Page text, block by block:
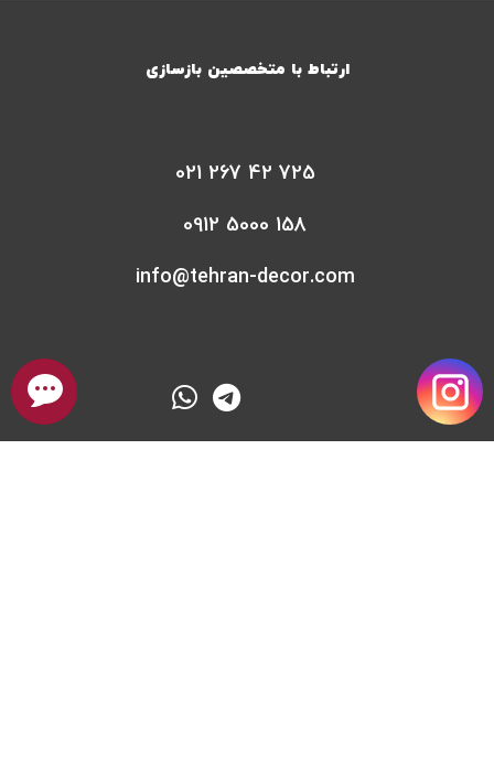
ارتباط با متخصصین بازسازی
021 267 42 725
0912 5000 158
info@tehran-decor.com